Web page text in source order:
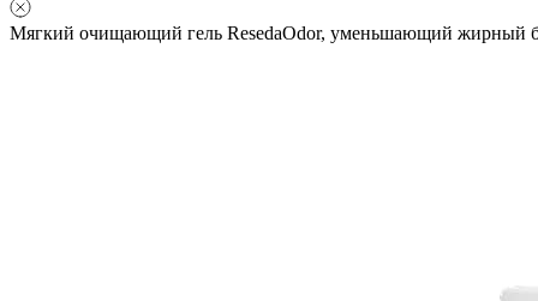
Мягкий очищающий гель ResedaOdor, уменьшающий жирный